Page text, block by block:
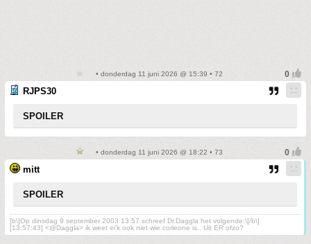
• donderdag 11 juni 2026 @ 15:39 • 72
RJPS30
SPOILER
• donderdag 11 juni 2026 @ 18:22 • 73
mitt
SPOILER
[b\]Op dinsdag 9 september 2003 13:57 schreef Dr.Daggla het volgende:\[/b\]
[13:57:43] <@Daggla> ik weet ei'k ook niet wie corleone is.. Uit ER ofzo?